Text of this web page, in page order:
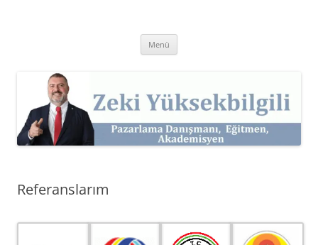
Kişisel Web Sitesi.
Menü
Referanslarım